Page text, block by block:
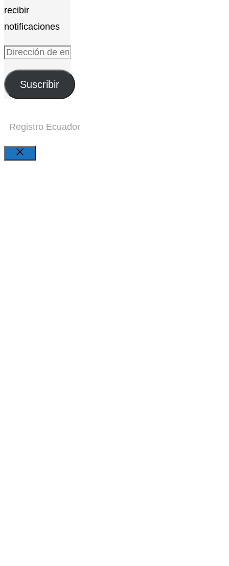
recibir
notificaciones
Dirección
de
emailSuscribir
Registro Ecuador
Close